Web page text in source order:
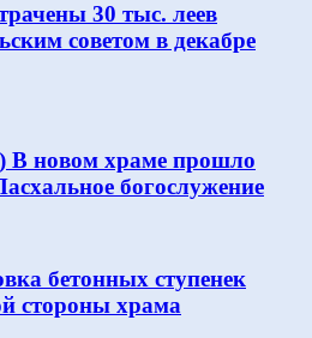
30 тыс. леев
советом в декабре
новом храме прошло
богослужение
бетонных ступенек
стороны храма